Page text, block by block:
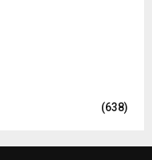
(638)